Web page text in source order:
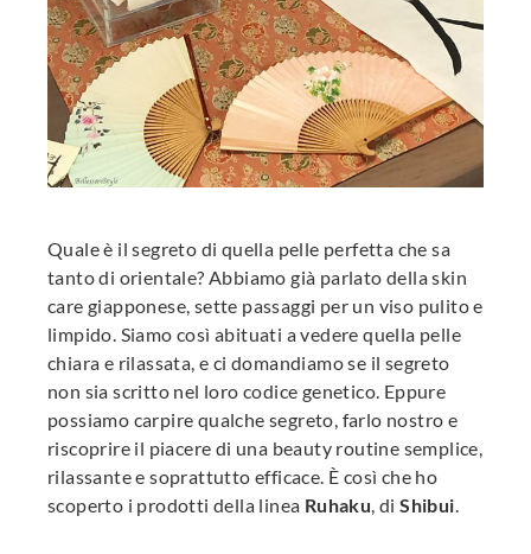
Quale è il segreto di quella pelle perfetta che sa
tanto di orientale? Abbiamo già parlato della skin
care giapponese, sette passaggi per un viso pulito e
limpido. Siamo così abituati a vedere quella pelle
chiara e rilassata, e ci domandiamo se il segreto
non sia scritto nel loro codice genetico. Eppure
possiamo carpire qualche segreto, farlo nostro e
riscoprire il piacere di una beauty routine semplice,
rilassante e soprattutto efficace. È così che ho
scoperto i prodotti della linea Ruhaku, diShibui.